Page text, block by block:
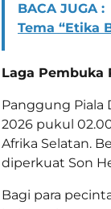
BACA JUGA :
Tema “Etika
Laga Pembuka
Panggung Piala
2026 pukul
Afrika Selatan.
diperkuat Son
Bagi para